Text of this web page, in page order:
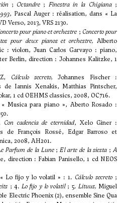
; Octandre ; Finestra in la Chigiana;
, Pascal Auger : réalisation, dans « La
Verso, 2013, VRS 2130.
pour piano et orchestre ; Concerto pour
pour deux pianos et orchestre, Alberto
: violon, Juan Carlos Garvayo : piano,
Berlin, direction : Johannes Kalitzke, 1
Cálculo secreto, Johannes Fischer :
Iannis Xenakis, Matthias Pintscher,
1 cd OEHMS classics, 2008, OC716.
Musica para piano », Aberto Rosado :
Con cadencia de eternidad, Xelo Giner :
de François Rossé, Edgar Barroso et
2008, AH201.
Parfum de la Lune;El arte de la siesta ;A
direction : Fabian Panisello, 1 cd NEOS
Lo fijo y lo volatil » : 1. Cálculo secreto ;
; 4. Lo fijo y lo volatil; 5. Lituus, Miguel
Electric Phoenix (2), ensemble Sine Qua